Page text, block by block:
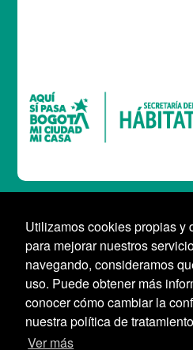
Utilizamos cookies propias y
para mejorar nuestros
navegando, consideramos
uso. Puede obtener más
conocer cómo cambiar la
nuestra política de
Ver más
Logo marca Colombia
Logo